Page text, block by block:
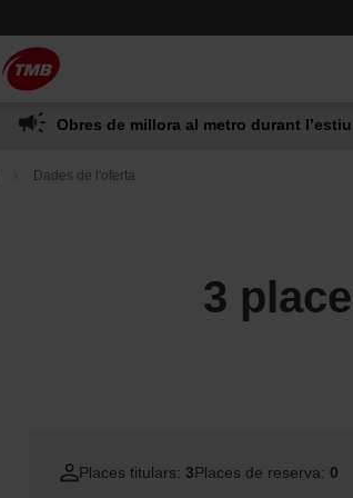
al
contingut
Obres de millora al metro durant l’estiu
Dades de l'oferta
3
Places titulars: 3Places de reserva: 0